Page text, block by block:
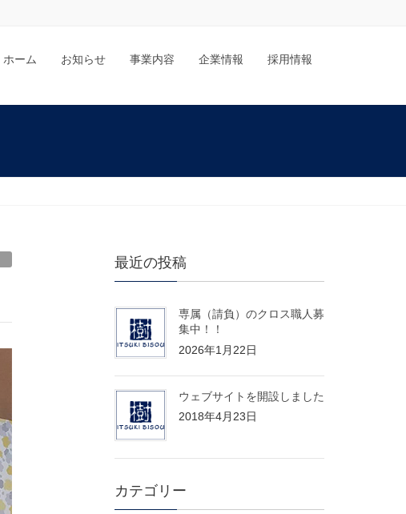
ホーム お知らせ 事業内容 企業情報 採用情報
最近の投稿
専属（請負）のクロス職人募
集中！！
2026年1月22日
ウェブサイトを開設しました
2018年4月23日
カテゴリー